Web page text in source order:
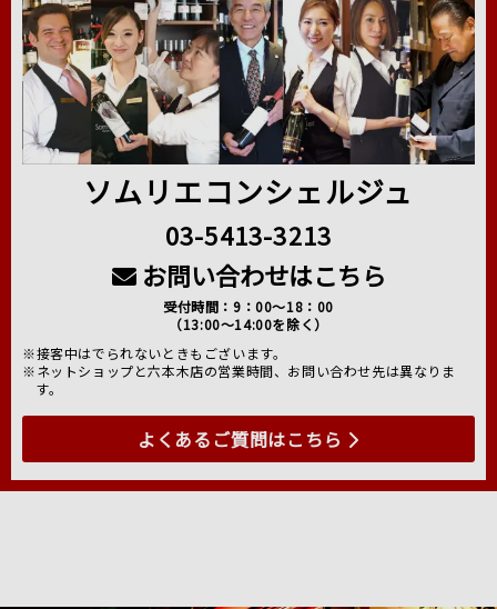
ソムリエコンシェルジュ
03-5413-3213
お問い合わせはこちら
受付時間：9：00～18：00
（13:00～14:00を除く）
※接客中はでられないときもございます。
※ネットショップと六本木店の営業時間、お問い合わせ先は異なりま
す。
よくあるご質問はこちら